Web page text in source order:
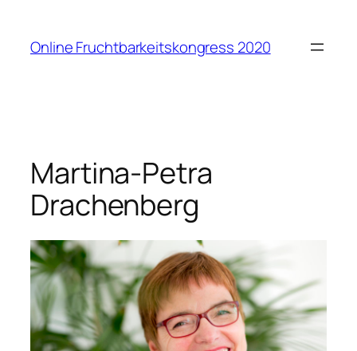
springen
Online Fruchtbarkeitskongress 2020
Martina-Petra
Drachenberg